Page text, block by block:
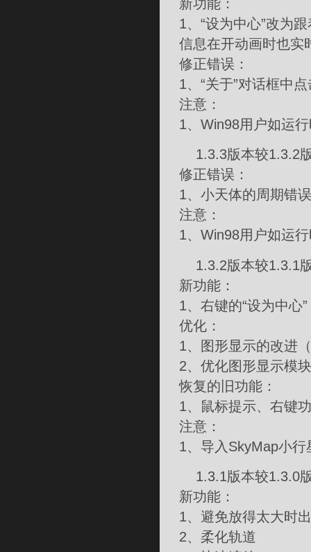
新功能：
1、“设为中心”改为
信息在开动画时也实
修正错误：
1、“关于”对话框中
注意：
1、Win98用户如运
1.3.3版本较1.3.2
修正错误：
1、小天体的周期错
注意：
1、Win98用户如运
1.3.2版本较1.3.1
新功能：
1、右键的“设为中心”
优化：
1、图形显示的改进
2、优化图形显示模
恢复的旧功能：
1、鼠标提示、右键
注意：
1、导入SkyMap小
1.3.1版本较1.3.0
新功能：
1、避免放得太大时
2、柔化轨道